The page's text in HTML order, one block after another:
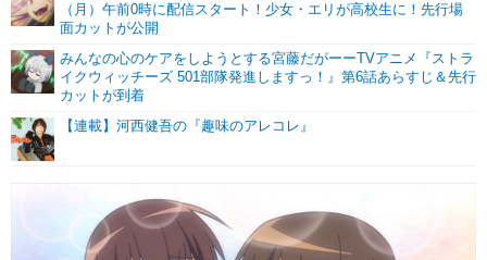
（月）午前0時に配信スタート！少女・エリが高校生に！先行場
面カットが公開
みんなの心のケアをしようとする宮藤だがーーTVアニメ『ストラ
イクウィッチーズ 501部隊発進しますっ！』第6話あらすじ＆先行
カットが到着
【連載】河西健吾の『趣味のアレコレ』